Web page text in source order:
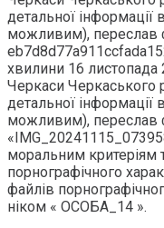
детальної інформації
можливим), переслав
хвилини 16 листопада
Черкаси Черкаського
детальної інформації
можливим), переслав
моральним критеріям
порнографічного
файлів
ніком « ОСОБА_14 ».